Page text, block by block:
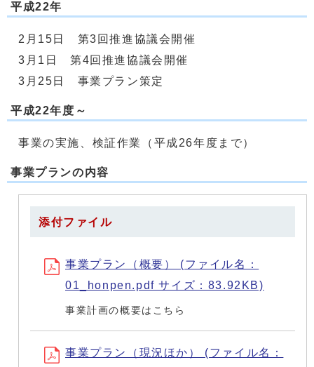
平成22年
2月15日 第3回推進協議会開催
3月1日 第4回推進協議会開催
3月25日 事業プラン策定
平成22年度～
事業の実施、検証作業（平成26年度まで）
事業プランの内容
添付ファイル
事業プラン（概要） (ファイル名：
01_honpen.pdf サイズ：83.92KB)
事業計画の概要はこちら
事業プラン（現況ほか） (ファイル名：